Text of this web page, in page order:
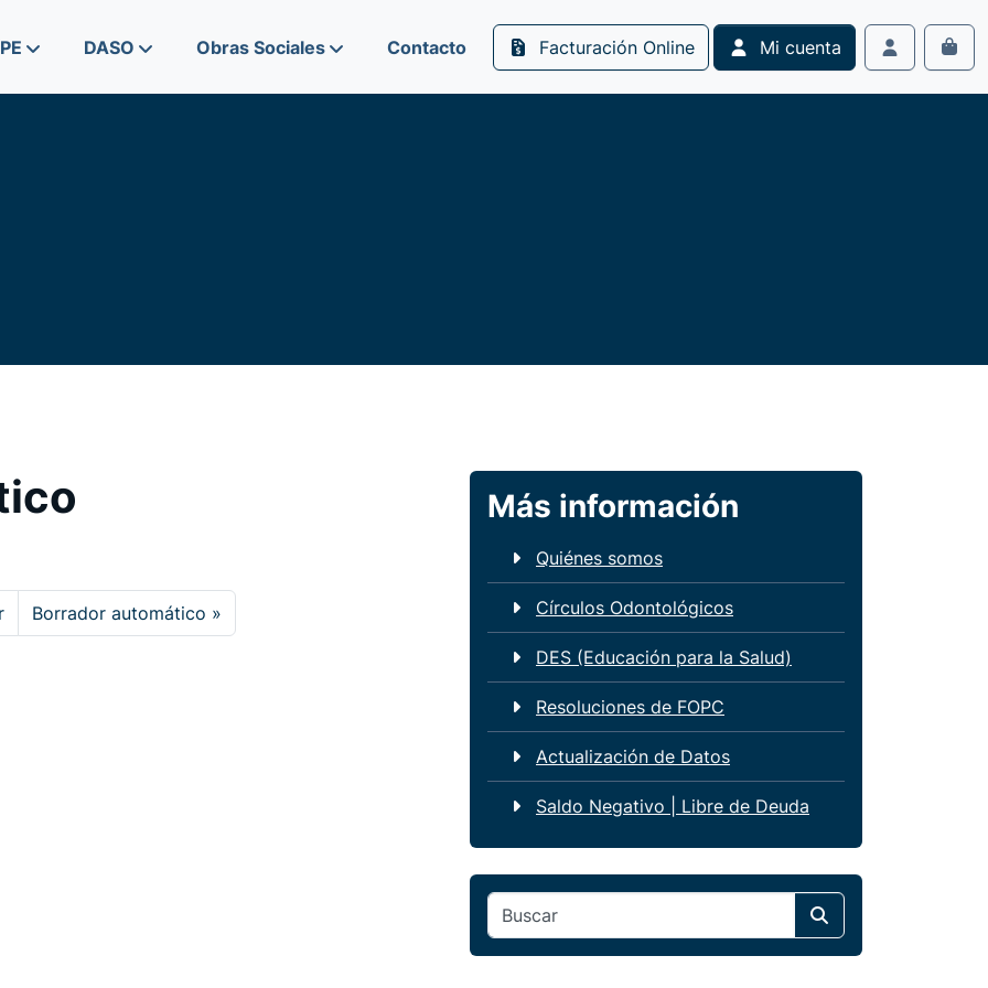
DASO Obras Sociales Contacto Facturación Online
Mi cuenta
Account
Cart
Borrador automático
Más información
Quiénes somos
Círculos Odontológicos
DES (Educación para la Salud)
Resoluciones de FOPC
Actualización de Datos
Saldo Negativo | Libre de Deuda